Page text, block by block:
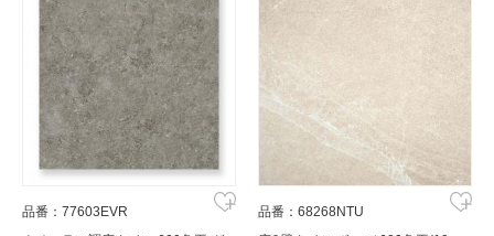
品番：77603EVR
品番：68268NTU